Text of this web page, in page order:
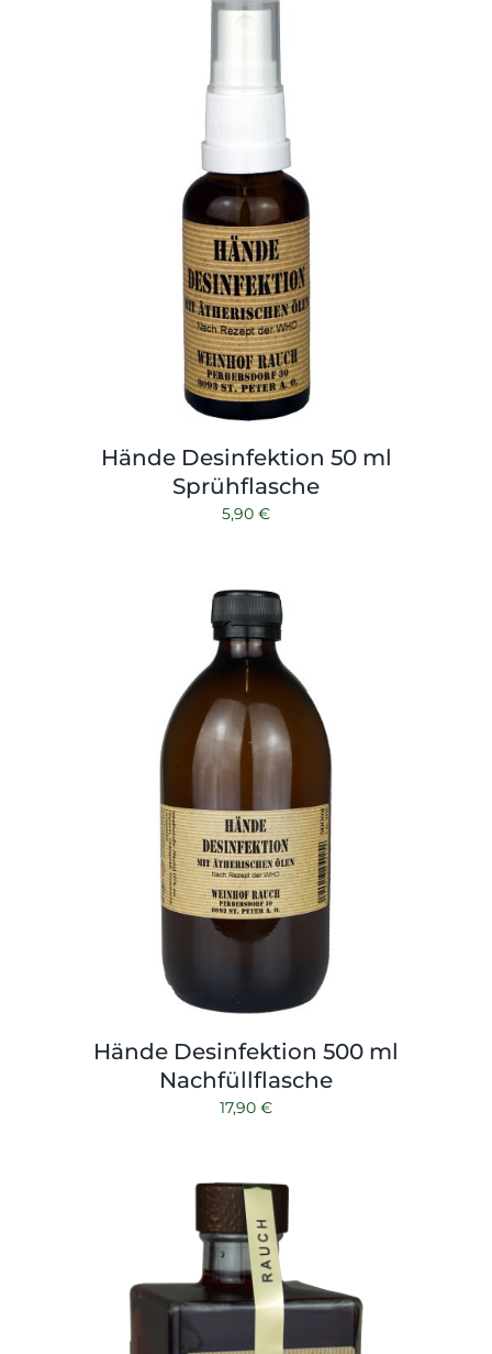
Hände Desinfektion 50 ml
Sprühflasche
5,90 €
Hände Desinfektion 500 ml
Nachfüllflasche
17,90 €